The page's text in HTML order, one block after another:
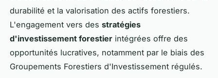
durabilité et la valorisation des actifs forestiers.
L'engagement vers des stratégies
d'investissement forestier intégrées offre des
opportunités lucratives, notamment par le biais des
Groupements Forestiers d'Investissement régulés.